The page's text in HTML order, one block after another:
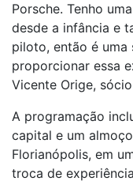
Porsche. Tenho
desde a infância e
piloto, então é
proporcionar essa
Vicente Orige,
A programação
capital e um
Florianópolis, em
troca de